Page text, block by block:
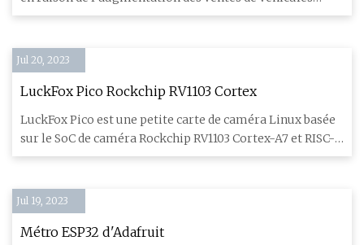
une croissance du marché de 18,6 % TCAC au cours
électriques. L
Jul 20, 2023
LuckFox Pico Rockchip RV1103 Cortex
LuckFox Pico est une petite carte de caméra Linux basée
sur le SoC de caméra Rockchip RV1103 Cortex-A7 et RISC-V
AI et p
Jul 19, 2023
Métro ESP32 d'Adafruit